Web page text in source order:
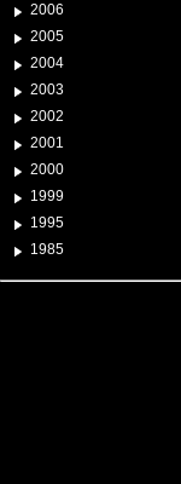
2006
2005
2004
2003
2002
2001
2000
1999
1995
1985